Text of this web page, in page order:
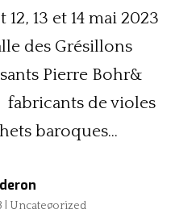
13 et 14 mai 2023
des Grésillons
Pierre Bohr&
fabricants de violes
baroques...
Uncategorized